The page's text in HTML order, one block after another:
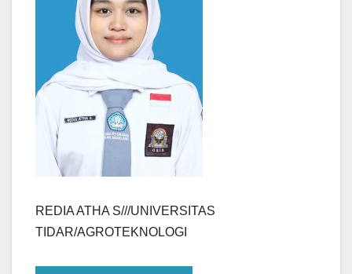
REDIA ATHA S///UNIVERSITAS
TIDAR/AGROTEKNOLOGI